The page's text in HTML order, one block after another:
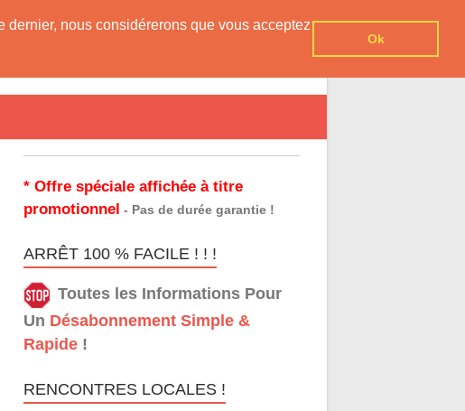
nous considérerons que vous acceptez
Ok
* Offre spéciale affichée à titre
promotionnel - Pas de durée garantie !
ARRÊT 100 % FACILE ! ! !
Toutes les Informations Pour
Un Désabonnement Simple &
Rapide !
RENCONTRES LOCALES !